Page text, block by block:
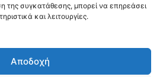
της συγκατάθεσης, μπορεί να επηρεάσει
και λειτουργίες.
Αποδοχή
All rights reserved